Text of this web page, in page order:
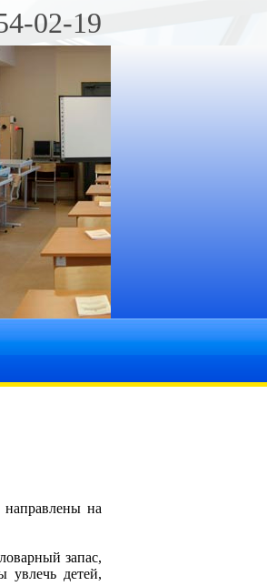
02-19
направлены на
запас,
увлечь детей,